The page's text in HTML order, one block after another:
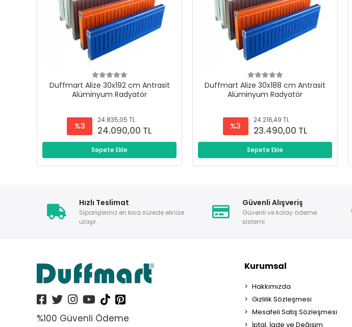
Duffmart Alize 30x192 cm Antrasit
Alüminyum Radyatör
%3
24.835,05 TL
24.090,00 TL
Sepete Ekle
Duffmart Alize 30x188 cm Antrasit
Alüminyum Radyatör
%3
24.216,49 TL
23.490,00 TL
Sepete Ekle
Hızlı Teslimat
Siparişleriniz en kısa sürede elinize
ulaşır.
Güvenli Alışveriş
Güvenli ve kolay ödeme
sistemi
%100 Güvenli Ödeme
Kurumsal
Hakkımızda
Gizlilik Sözleşmesi
Mesafeli Satış Sözleşmesi
İptal, İade ve Değişim